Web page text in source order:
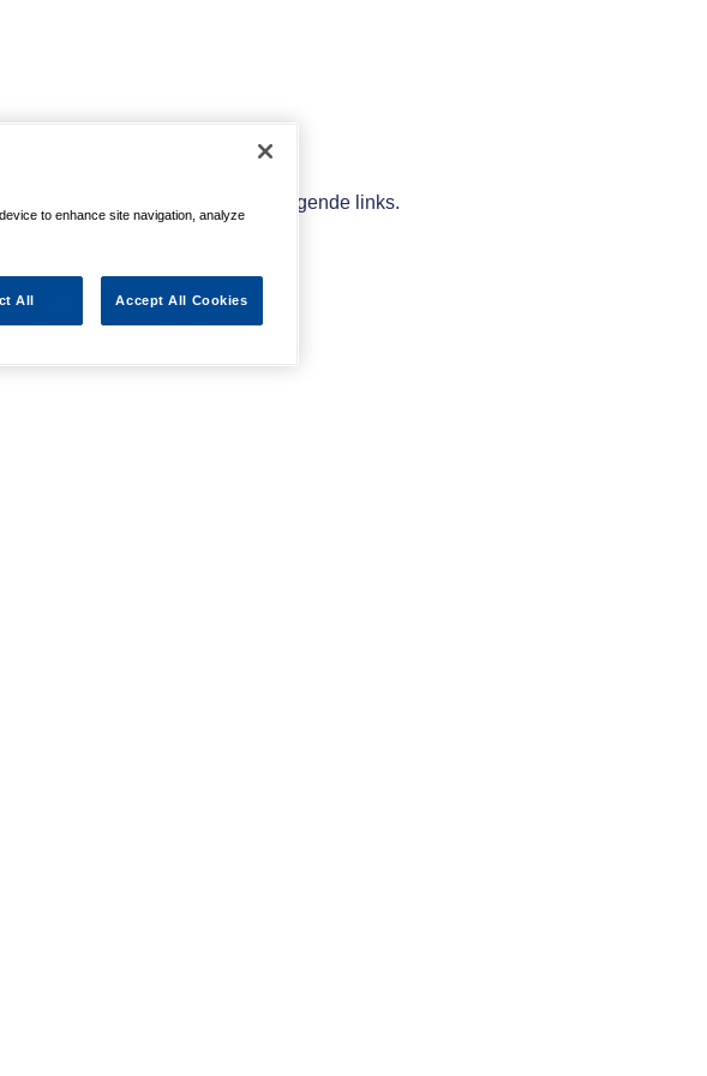
op weg te helpen met de volgende links.
to enhance site navigation, analyze
All Accept All Cookies